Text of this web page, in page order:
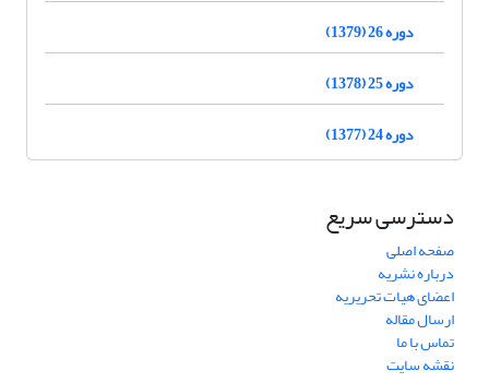
دوره 26 (1379)
دوره 25 (1378)
دوره 24 (1377)
دسترسی سریع
صفحه اصلی
درباره نشریه
اعضای هیات تحریریه
ارسال مقاله
تماس با ما
نقشه سایت